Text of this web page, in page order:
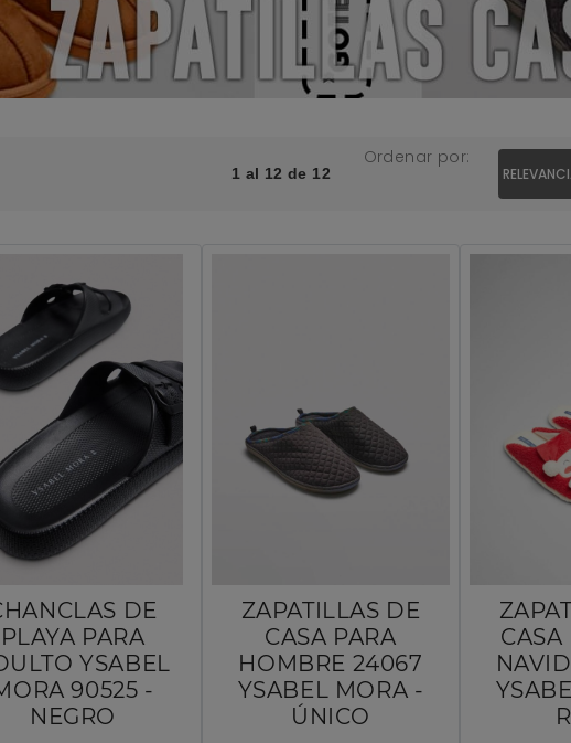
1 al 12 de 12
Ordenar por:
DE
PLAYA PARA
YSABEL
90525 -
NEGRO
ZAPATILLAS DE
CASA PARA
HOMBRE 24067
YSABEL MORA -
ÚNICO